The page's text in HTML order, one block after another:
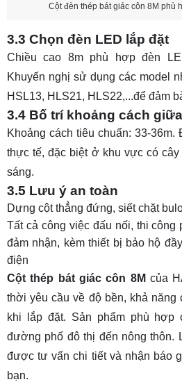
Cột đèn thép bát giác côn 8M phù
3.3 Chọn đèn LED lắp đặt
Chiều cao 8m phù hợp đèn
Khuyến nghị sử dụng các model
HSL13, HLS21, HLS22,...để đảm
3.4 Bố trí khoảng cách
Khoảng cách tiêu chuẩn: 33-
thực tế, đặc biệt ở khu vực có
sáng.
3.5 Lưu ý an toàn
Dựng cột thẳng đứng, siết chặt
Tất cả công việc đấu nối, thi công
đảm nhận, kèm thiết bị bảo hộ
điện
Cột thép bát giác côn 8M của
thời yêu cầu về độ bền, khả
khi lắp đặt. Sản phẩm phù hợp
đường phố đô thị đến nông thôn.
được tư vấn chi tiết và nhận báo
bạn.